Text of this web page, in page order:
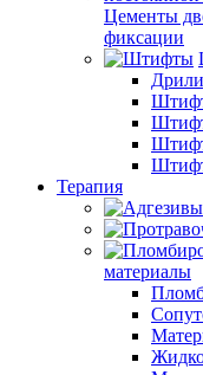
Цементы
фиксации
Терапия
материалы